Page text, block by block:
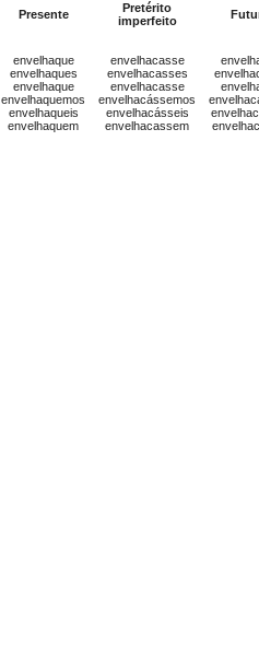
Presente
Pretérito
imperfeito
envelhaque
envelhaques
envelhaque
envelhaquemos
envelhaqueis
envelhaquem
envelhacasse
envelhacasses
envelhacasse
envelhacássemos
envelhacásseis
envelhacassem